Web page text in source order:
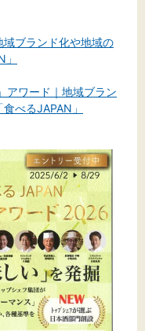
ブランド化や地域の
アワード｜地域ブラン
べるJAPAN」